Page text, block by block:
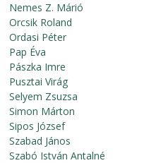
Nemes Z. Márió
Orcsik Roland
Ordasi Péter
Pap Éva
Pászka Imre
Pusztai Virág
Selyem Zsuzsa
Simon Márton
Sipos József
Szabad János
Szabó István Antalné